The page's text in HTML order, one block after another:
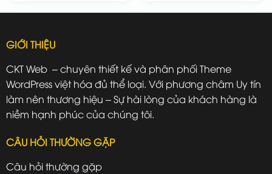
GIỚI THIỆU
CKT Web – chuyên thiết kế và phân phối Theme
WordPress việt hóa đủ thể loại. Với phương châm Uy tín
làm nên thương hiệu – Sự hài lòng của khách hàng là
niềm hạnh phúc của chúng tôi.
CÂU HỎI THƯỜNG GẶP
Câu hỏi thường gặp